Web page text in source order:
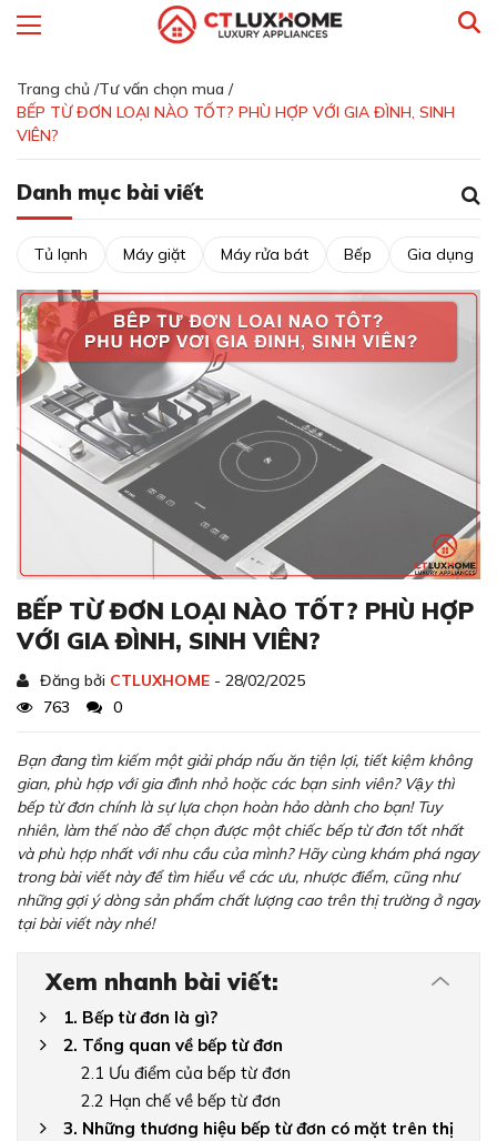
Trang chủ /Tư vấn chọn mua /
BẾP TỪ ĐƠN LOẠI NÀO TỐT? PHÙ HỢP VỚI GIA ĐÌNH, SINH
VIÊN?
Danh mục bài viết
Tủ lạnh Máy giặt Máy rửa bát Bếp Gia dụng
BẾP TỪ ĐƠN LOẠI NÀO TỐT? PHÙ HỢP
VỚI GIA ĐÌNH, SINH VIÊN?
Đăng bởi CTLUXHOME - 28/02/2025
763
0
Bạn đang tìm kiếm một giải pháp nấu ăn tiện lợi, tiết kiệm không
gian, phù hợp với gia đình nhỏ hoặc các bạn sinh viên? Vậy thì
bếp từ đơn chính là sự lựa chọn hoàn hảo dành cho bạn! Tuy
nhiên, làm thế nào để chọn được một chiếc bếp từ đơn tốt nhất
và phù hợp nhất với nhu cầu của mình? Hãy cùng khám phá ngay
trong bài viết này để tìm hiểu về các ưu, nhược điểm, cũng như
những gợi ý dòng sản phẩm chất lượng cao trên thị trường ở ngay
tại bài viết này nhé!
Xem nhanh bài viết:
1. Bếp từ đơn là gì?
2. Tổng quan về bếp từ đơn
2.1 Ưu điểm của bếp từ đơn
2.2 Hạn chế về bếp từ đơn
3. Những thương hiệu bếp từ đơn có mặt trên thị